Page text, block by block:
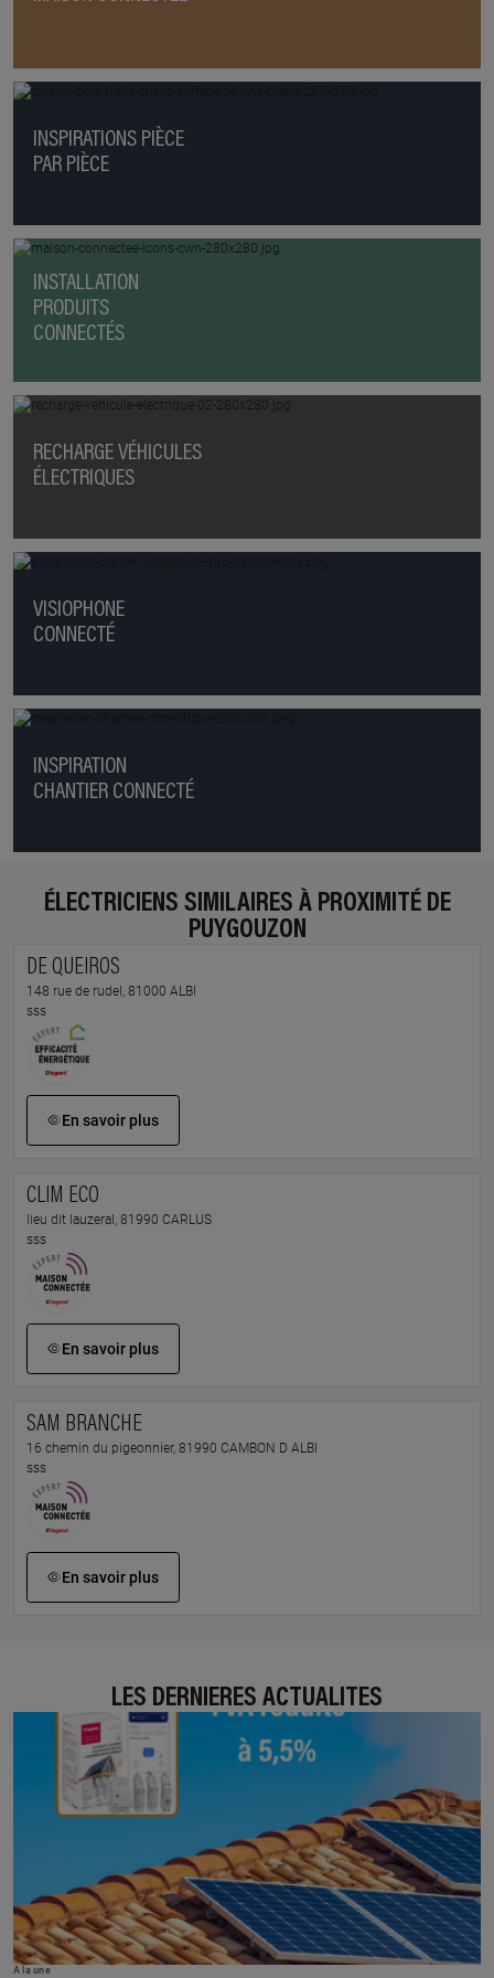
INSPIRATIONS PIÈCE
PAR PIÈCE
INSTALLATION
PRODUITS
CONNECTÉS
RECHARGE VÉHICULES
ÉLECTRIQUES
VISIOPHONE
CONNECTÉ
INSPIRATION
CHANTIER CONNECTÉ
ÉLECTRICIENS SIMILAIRES À PROXIMITÉ DE
PUYGOUZON
DE QUEIROS
148 rue de rudel, 81000 ALBI
sss
En savoir plus
CLIM ECO
lieu dit lauzeral, 81990 CARLUS
sss
En savoir plus
SAM BRANCHE
16 chemin du pigeonnier, 81990 CAMBON D ALBI
sss
En savoir plus
LES DERNIÈRES ACTUALITÉS
À la une